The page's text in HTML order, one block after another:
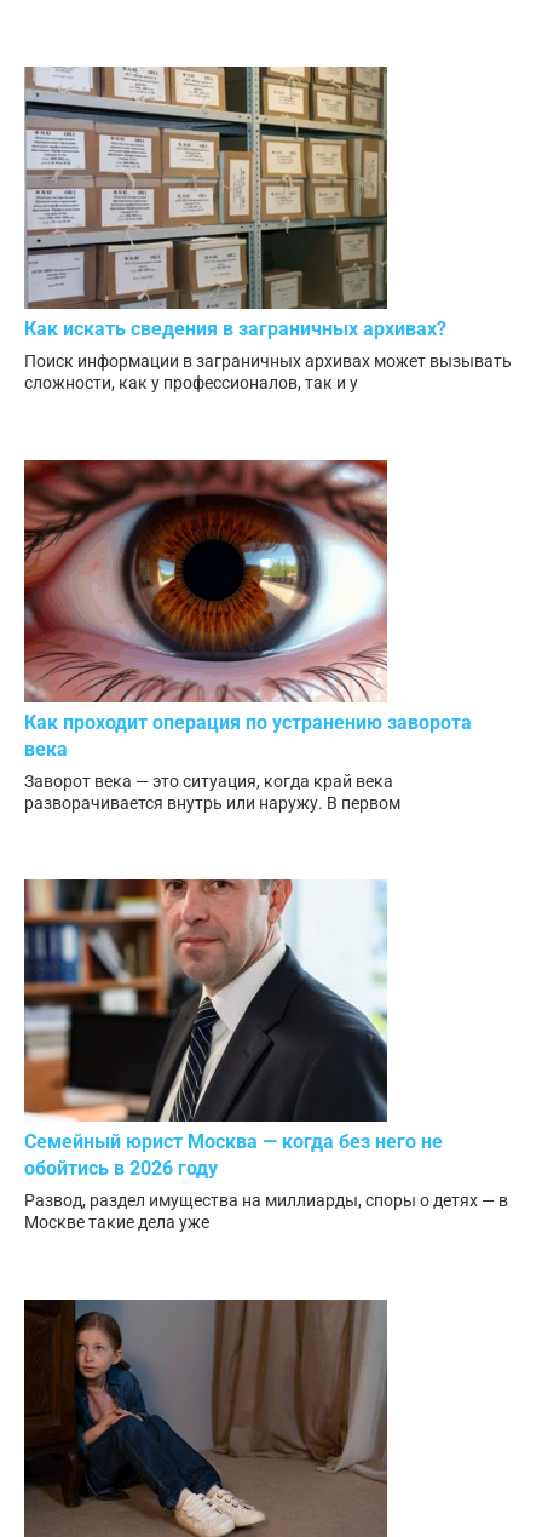
Как искать сведения в заграничных архивах?
Поиск информации в заграничных архивах может вызывать
сложности, как у профессионалов, так и у
Как проходит операция по устранению заворота
века
Заворот века — это ситуация, когда край века
разворачивается внутрь или наружу. В первом
Семейный юрист Москва — когда без него не
обойтись в 2026 году
Развод, раздел имущества на миллиарды, споры о детях — в
Москве такие дела уже